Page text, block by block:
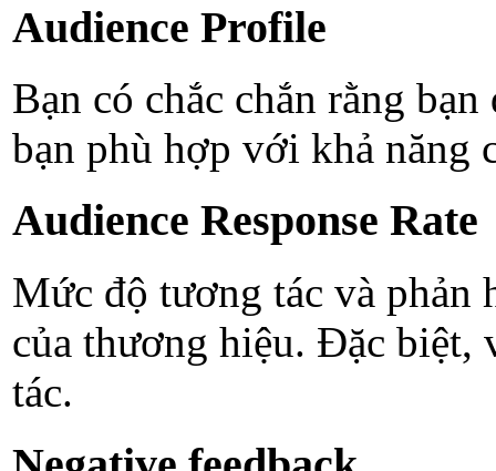
Audience Profile
Bạn có chắc chắn rằng
bạn phù hợp với khả năng
Audience Response Rate
Mức độ tương tác và phản
của thương hiệu. Đặc biệt,
tác.